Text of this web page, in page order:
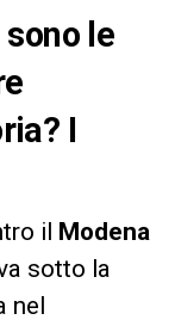
le
I
il Modena
sotto la
nel